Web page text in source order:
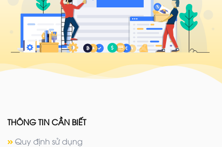
THÔNG TIN CẦN BIẾT
Quy định sử dụng